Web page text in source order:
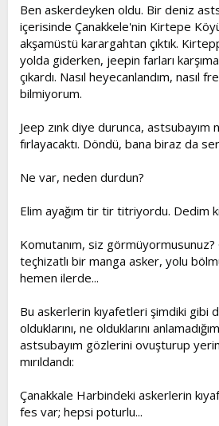
Ben askerdeyken oldu. Bir deniz
içerisinde Çanakkele'nin Kirtepe
akşamüstü karargahtan çıktık.
yolda giderken, jeepin farları
çıkardı. Nasıl heyecanlandım, nasıl
bilmiyorum.
Jeep zınk diye durunca,
fırlayacaktı. Döndü, bana biraz da
Ne var, neden durdun?
Elim ayağım tir tir titriyordu. Dedim
Komutanım, siz
teçhizatlı bir manga asker, yolu
hemen ilerde...
Bu askerlerin kıyafetleri şimdiki gibi
olduklarını, ne olduklarını
astsubayım gözlerini ovuşturup
mırıldandı:
Çanakkale Harbindeki askerlerin
fes var; hepsi poturlu...